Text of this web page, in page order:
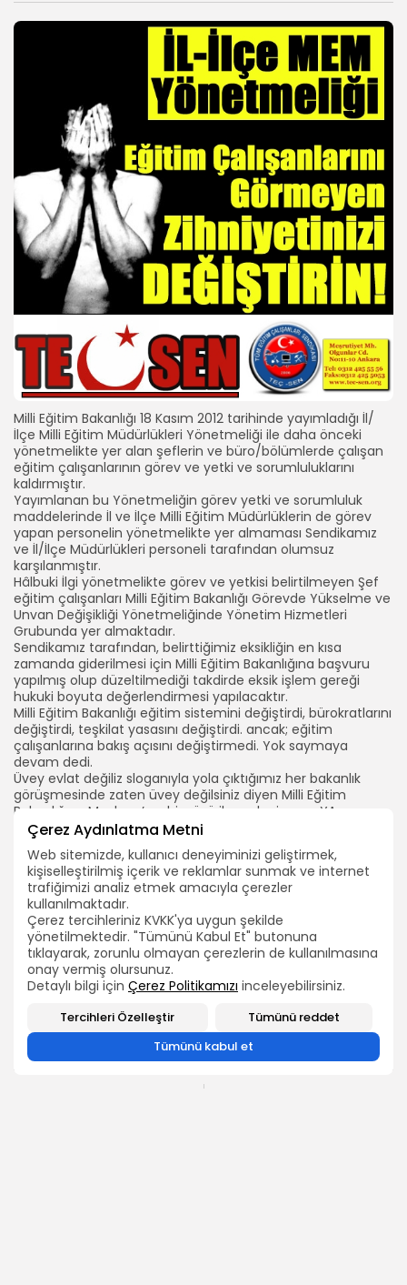
Çerez Aydınlatma Metni
Web sitemizde, kullanıcı deneyiminizi geliştirmek,
kişiselleştirilmiş içerik ve reklamlar sunmak ve internet
trafiğimizi analiz etmek amacıyla çerezler
kullanılmaktadır.
Çerez tercihleriniz KVKK'ya uygun şekilde
yönetilmektedir. "Tümünü Kabul Et" butonuna
tıklayarak, zorunlu olmayan çerezlerin de kullanılmasına
onay vermiş olursunuz.
Detaylı bilgi için Çerez Politikamızı inceleyebilirsiniz.
Tercihleri Özelleştir
Tümünü reddet
Tümünü kabul et
2026 Bütün hakları TEÇ-SEN'e aittir.
ARAMA
BIZI TAKIP EDIN
Milli Eğitim Bakanlığı 18 Kasım 2012 tarihinde yayımladığı İl/
İlçe Milli Eğitim Müdürlükleri Yönetmeliği ile daha önceki
yönetmelikte yer alan şeflerin ve büro/bölümlerde çalışan
eğitim çalışanlarının görev ve yetki ve sorumluluklarını
kaldırmıştır.
Yayımlanan bu Yönetmeliğin görev yetki ve sorumluluk
maddelerinde İl ve İlçe Milli Eğitim Müdürlüklerin de görev
yapan personelin yönetmelikte yer almaması Sendikamız
ve İl/İlçe Müdürlükleri personeli tarafından olumsuz
karşılanmıştır.
Hâlbuki İlgi yönetmelikte görev ve yetkisi belirtilmeyen Şef
eğitim çalışanları Milli Eğitim Bakanlığı Görevde Yükselme ve
Unvan Değişikliği Yönetmeliğinde Yönetim Hizmetleri
Grubunda yer almaktadır.
Sendikamız tarafından, belirttiğimiz eksikliğin en kısa
zamanda giderilmesi için Milli Eğitim Bakanlığına başvuru
yapılmış olup düzeltilmediği takdirde eksik işlem gereği
hukuki boyuta değerlendirmesi yapılacaktır.
Milli Eğitim Bakanlığı eğitim sistemini değiştirdi, bürokratlarını
değiştirdi, teşkilat yasasını değiştirdi. ancak; eğitim
çalışanlarına bakış açısını değiştirmedi. Yok saymaya
devam dedi.
Üvey evlat değiliz sloganıyla yola çıktığımız her bakanlık
görüşmesinde zaten üvey değilsiniz diyen Milli Eğitim
Bakanlığına Mevlana’nın bir sözü ile sesleniyoruz: YA
OLDUĞUN GİBİ GÖRÜN! YA GÖRÜNDÜĞÜN GİBİ OL! -Teç-Sen
Genel Merkezi
MEB başvurumuz aşağıdadır.